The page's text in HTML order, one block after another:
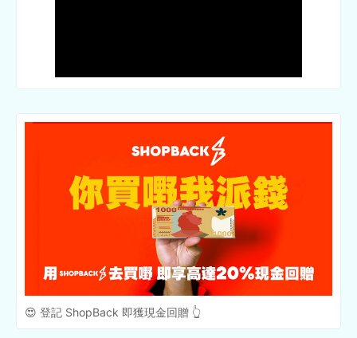
😍 登記 ShopBack 即獲現金回贈 👆